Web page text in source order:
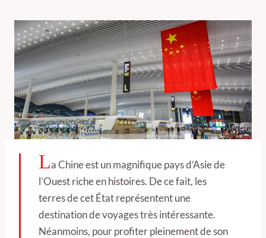
La Chine est un magnifique pays d’Asie de
l’Ouest riche en histoires. De ce fait, les
terres de cet État représentent une
destination de voyages très intéressante.
Néanmoins, pour profiter pleinement de son